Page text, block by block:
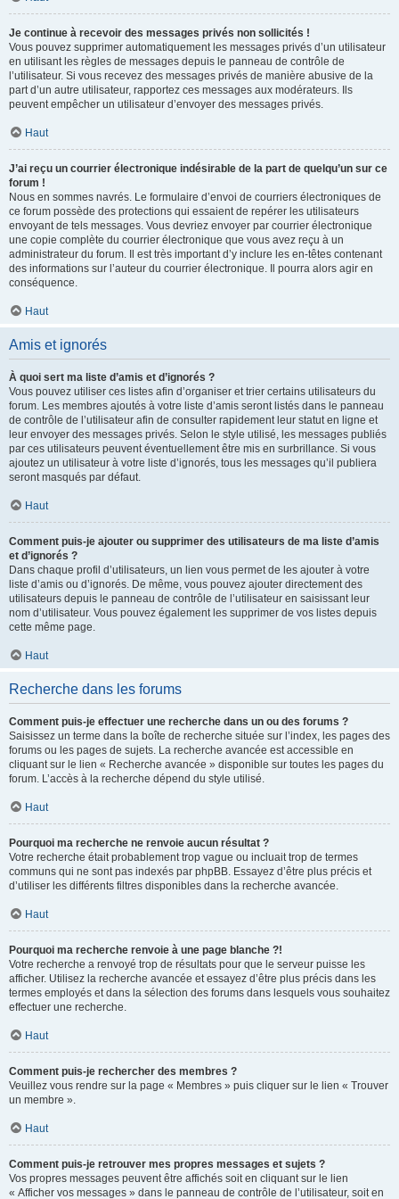
Je continue à recevoir des messages privés non sollicités !
Vous pouvez supprimer automatiquement les messages privés d’un utilisateur
en utilisant les règles de messages depuis le panneau de contrôle de
l’utilisateur. Si vous recevez des messages privés de manière abusive de la
part d’un autre utilisateur, rapportez ces messages aux modérateurs. Ils
peuvent empêcher un utilisateur d’envoyer des messages privés.
Haut
J’ai reçu un courrier électronique indésirable de la part de quelqu’un sur ce
forum !
Nous en sommes navrés. Le formulaire d’envoi de courriers électroniques de
ce forum possède des protections qui essaient de repérer les utilisateurs
envoyant de tels messages. Vous devriez envoyer par courrier électronique
une copie complète du courrier électronique que vous avez reçu à un
administrateur du forum. Il est très important d’y inclure les en-têtes contenant
des informations sur l’auteur du courrier électronique. Il pourra alors agir en
conséquence.
Haut
Amis et ignorés
À quoi sert ma liste d’amis et d’ignorés ?
Vous pouvez utiliser ces listes afin d’organiser et trier certains utilisateurs du
forum. Les membres ajoutés à votre liste d’amis seront listés dans le panneau
de contrôle de l’utilisateur afin de consulter rapidement leur statut en ligne et
leur envoyer des messages privés. Selon le style utilisé, les messages publiés
par ces utilisateurs peuvent éventuellement être mis en surbrillance. Si vous
ajoutez un utilisateur à votre liste d’ignorés, tous les messages qu’il publiera
seront masqués par défaut.
Haut
Comment puis-je ajouter ou supprimer des utilisateurs de ma liste d’amis
et d’ignorés ?
Dans chaque profil d’utilisateurs, un lien vous permet de les ajouter à votre
liste d’amis ou d’ignorés. De même, vous pouvez ajouter directement des
utilisateurs depuis le panneau de contrôle de l’utilisateur en saisissant leur
nom d’utilisateur. Vous pouvez également les supprimer de vos listes depuis
cette même page.
Haut
Recherche dans les forums
Comment puis-je effectuer une recherche dans un ou des forums ?
Saisissez un terme dans la boîte de recherche située sur l’index, les pages des
forums ou les pages de sujets. La recherche avancée est accessible en
cliquant sur le lien « Recherche avancée » disponible sur toutes les pages du
forum. L’accès à la recherche dépend du style utilisé.
Haut
Pourquoi ma recherche ne renvoie aucun résultat ?
Votre recherche était probablement trop vague ou incluait trop de termes
communs qui ne sont pas indexés par phpBB. Essayez d’être plus précis et
d’utiliser les différents filtres disponibles dans la recherche avancée.
Haut
Pourquoi ma recherche renvoie à une page blanche ?!
Votre recherche a renvoyé trop de résultats pour que le serveur puisse les
afficher. Utilisez la recherche avancée et essayez d’être plus précis dans les
termes employés et dans la sélection des forums dans lesquels vous souhaitez
effectuer une recherche.
Haut
Comment puis-je rechercher des membres ?
Veuillez vous rendre sur la page « Membres » puis cliquer sur le lien « Trouver
un membre ».
Haut
Comment puis-je retrouver mes propres messages et sujets ?
Vos propres messages peuvent être affichés soit en cliquant sur le lien
« Afficher vos messages » dans le panneau de contrôle de l’utilisateur, soit en